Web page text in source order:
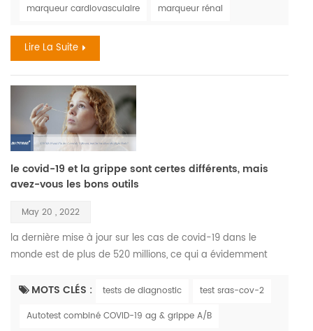
complexe qui entraîne des changements dans tous les
marqueur cardiovasculaire
marqueur rénal
Lire La Suite
le covid-19 et la grippe sont certes différents, mais
avez-vous les bons outils
May 20 , 2022
la dernière mise à jour sur les cas de covid-19 dans le
monde est de plus de 520 millions, ce qui a évidemment
accepté , a supprimé l'illusion de la domination de l'hôte et a
membres de la société - virus . sa corrélation avec la grippe
MOTS CLÉS : tests de diagnostic
test sras-cov-2
Autotest combiné COVID-19 ag & grippe A/B